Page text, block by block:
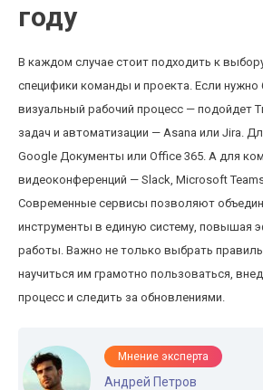
году
В каждом случае стоит подходить к
специфики команды и проекта. Если нужно
визуальный рабочий процесс — подойдет
задач и автоматизации — Asana или Jira.
Google Документы или Office 365. А для
видеоконференций — Slack, Microsoft
Современные сервисы позволяют
инструменты в единую систему, повышая
работы. Важно не только выбрать
научиться им грамотно пользоваться,
процесс и следить за обновлениями.
Мнение эксперта
Андрей Петров